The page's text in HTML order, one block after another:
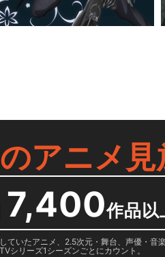
のアニメ
7,400作品以
いたアニメ、2.5次元・舞台、声優・音
シリーズ1シーズンごとにカウント。